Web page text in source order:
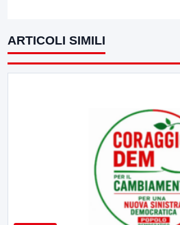
ARTICOLI SIMILI